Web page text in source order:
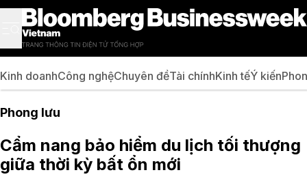
Kinh doanhCông nghệChuyên đềTài chínhKinh tếÝ kiến
Phong lưu
Cẩm nang bảo hiểm du lịch tối thượng
giữa thời kỳ bất ổn mới